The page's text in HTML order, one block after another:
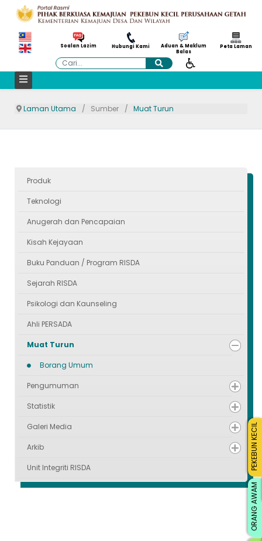
Soalan Lazim Hubungi Kami
Aduan & Maklum
Balas
Peta Laman
Cari
Laman Utama Sumber Muat Turun
Produk
Teknologi
Anugerah dan Pencapaian
Kisah Kejayaan
Buku Panduan / Program RISDA
Sejarah RISDA
Psikologi dan Kaunseling
Ahli PERSADA
Muat Turun
Borang Umum
Pengumuman
Statistik
Galeri Media
Arkib
Unit Integriti RISDA
ORANG AWAM
PEKEBUN KECIL